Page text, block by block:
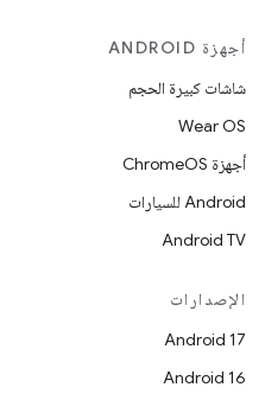
أجهزة ANDROID
شاشات كبيرة الحجم
Wear OS
أجهزة ChromeOS
Android للسيارات
Android TV
الإصدارات
Android 17
Android 16